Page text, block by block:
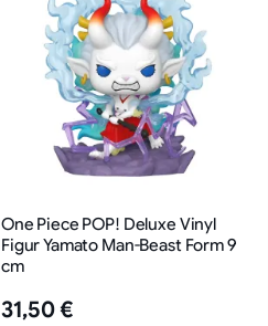
One Piece POP! Deluxe Vinyl
Figur Yamato Man-Beast Form 9
cm
31,50 €